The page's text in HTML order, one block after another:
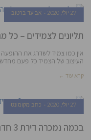
27 יולי, 2020 אביעד ברטוב
תליונים לצמידים –
אין כמו צמיד לשדרג את
העיצוב של הצמיד כל פעם
קרא עוד ←
27 יולי, 2020 כתב מקומונט
בכמה נמכרה דירת 3 חדרים עם חצר ענקית בלוד?